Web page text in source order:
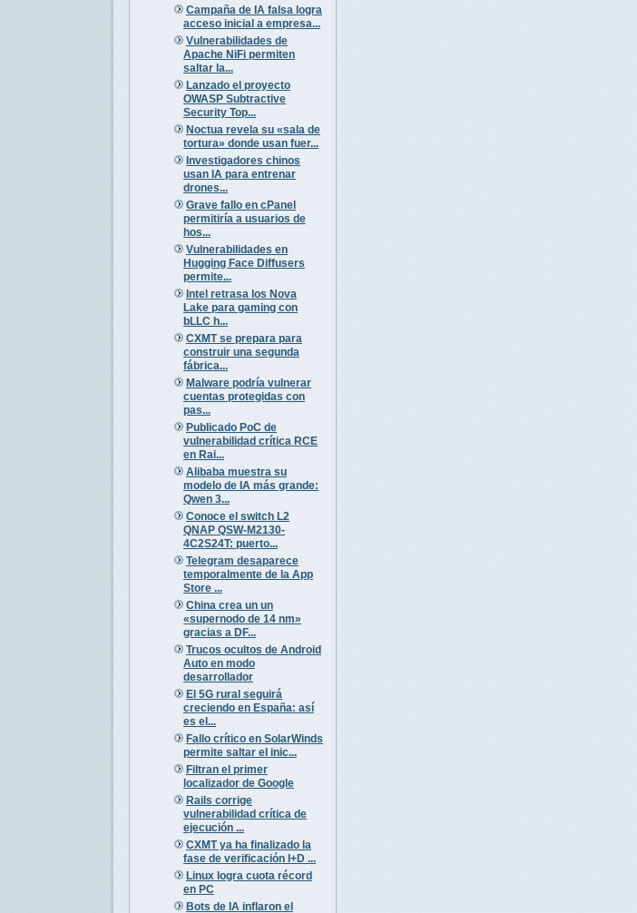
Campaña de IA falsa logra
acceso inicial a empresa...
Vulnerabilidades de
Apache NiFi permiten
saltar la...
Lanzado el proyecto
OWASP Subtractive
Security Top...
Noctua revela su «sala de
tortura» donde usan fuer...
Investigadores chinos
usan IA para entrenar
drones...
Grave fallo en cPanel
permitiría a usuarios de
hos...
Vulnerabilidades en
Hugging Face Diffusers
permite...
Intel retrasa los Nova
Lake para gaming con
bLLC h...
CXMT se prepara para
construir una segunda
fábrica...
Malware podría vulnerar
cuentas protegidas con
pas...
Publicado PoC de
vulnerabilidad crítica RCE
en Rai...
Alibaba muestra su
modelo de IA más grande:
Qwen 3...
Conoce el switch L2
QNAP QSW-M2130-
4C2S24T: puerto...
Telegram desaparece
temporalmente de la App
Store ...
China crea un un
«supernodo de 14 nm»
gracias a DF...
Trucos ocultos de Android
Auto en modo
desarrollador
El 5G rural seguirá
creciendo en España: así
es el...
Fallo crítico en SolarWinds
permite saltar el inic...
Filtran el primer
localizador de Google
Rails corrige
vulnerabilidad crítica de
ejecución ...
CXMT ya ha finalizado la
fase de verificación I+D ...
Linux logra cuota récord
en PC
Bots de IA inflaron el